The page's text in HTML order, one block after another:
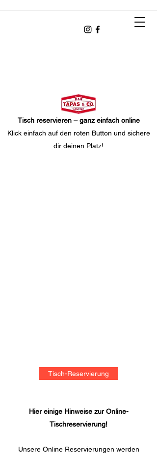
Tisch reservieren – ganz einfach online
Klick einfach auf den roten Button und sichere
dir deinen Platz!
Tisch-Reservierung
Hier einige Hinweise zur Online-
Tischreservierung!
Unsere Online Reservierungen werden